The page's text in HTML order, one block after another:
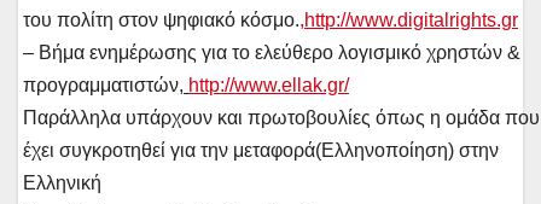
του πολίτη στον ψηφιακό κόσμο.,http://www.digitalrights.gr
– Βήμα ενημέρωσης για το ελεύθερο λογισμικό χρηστών &
προγραμματιστών, http://www.ellak.gr/
Παράλληλα υπάρχουν και πρωτοβουλίες όπως η ομάδα που
έχει συγκροτηθεί για την μεταφορά(Ελληνοποίηση) στην
Ελληνική